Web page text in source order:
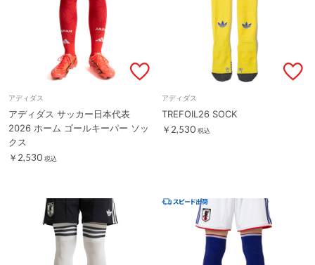
アディダス
アディダス サッカー日本代表
2026 ホーム ゴールキーパー ソッ
クス
￥2,530 税込
アディダス
TREFOIL26 SOCK
￥2,530 税込